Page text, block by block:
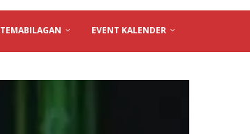
TEMABILAGAN EVENT KALENDER